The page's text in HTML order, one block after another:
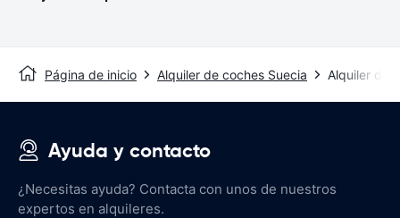
Página de inicio Alquiler de coches Suecia Alquiler de
Ayuda y contacto
¿Necesitas ayuda? Contacta con unos de nuestros
expertos en alquileres.